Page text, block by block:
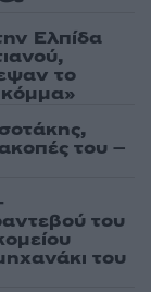
Ελπίδα
το
του –
του
του